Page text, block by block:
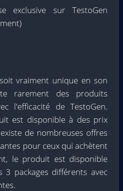
exclusive sur TestoGen
vraiment unique en son
rarement des produits
l'efficacité de TestoGen.
est disponible à des prix
de nombreuses offres
pour ceux qui achètent
le produit est disponible
packages différents avec